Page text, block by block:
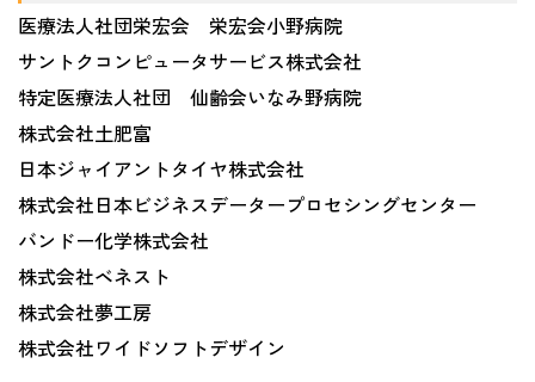
医療法人社団栄宏会 栄宏会小野病院
サントクコンピュータサービス株式会社
特定医療法人社団 仙齢会いなみ野病院
株式会社土肥富
日本ジャイアントタイヤ株式会社
株式会社日本ビジネスデータープロセシングセンター
バンドー化学株式会社
株式会社ベネスト
株式会社夢工房
株式会社ワイドソフトデザイン